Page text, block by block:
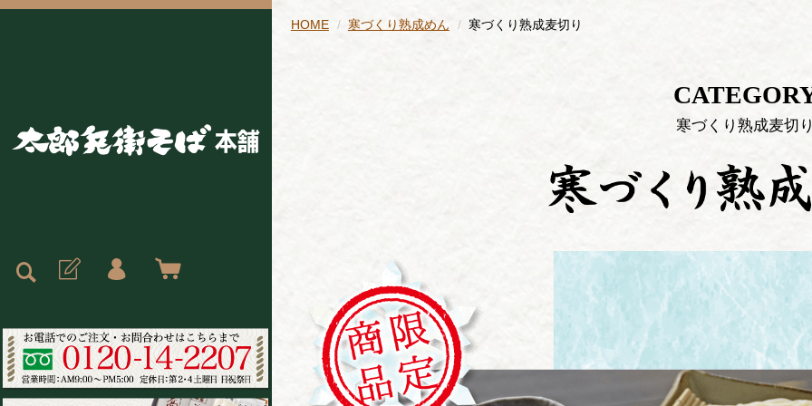
HOME 寒づくり熟成めん 寒づくり熟成麦切り
寒づくり熟成麦切